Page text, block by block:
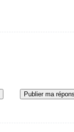
Publier ma